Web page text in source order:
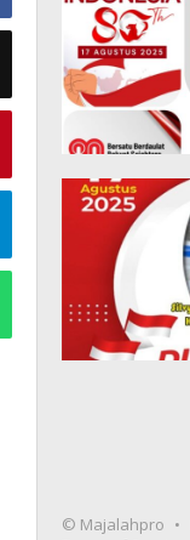
© Majalahpro